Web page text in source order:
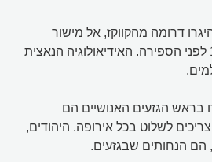
דרומה מהקווקז, אל מישור
ההינדו-גנגס במאה ה-18 לפני הספירה. האידיאולוגיה הנאצית
בראש הגזעים האנושיים הם
לשלוט בכל אירופה. היהודים,
הם הנחותים שבגזעים.